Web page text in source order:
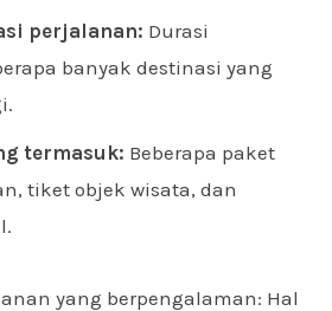
perjalanan: Durasi
banyak destinasi yang
termasuk: Beberapa paket
tiket objek wisata, dan
yang berpengalaman: Hal